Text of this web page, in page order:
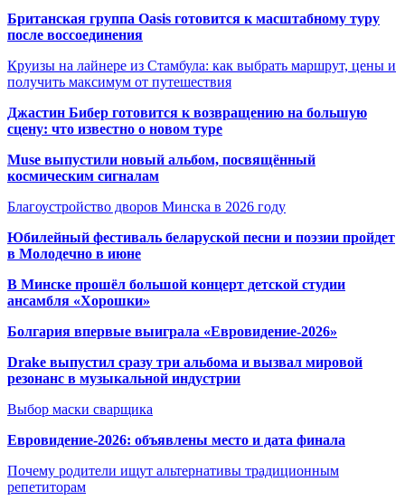
Британская группа Oasis готовится к масштабному туру
после воссоединения
Круизы на лайнере из Стамбула: как выбрать маршрут, цены и
получить максимум от путешествия
Джастин Бибер готовится к возвращению на большую
сцену: что известно о новом туре
Muse выпустили новый альбом, посвящённый
космическим сигналам
Благоустройство дворов Минска в 2026 году
Юбилейный фестиваль беларуской песни и поэзии пройдет
в Молодечно в июне
В Минске прошёл большой концерт детской студии
ансамбля «Хорошки»
Болгария впервые выиграла «Евровидение-2026»
Drake выпустил сразу три альбома и вызвал мировой
резонанс в музыкальной индустрии
Выбор маски сварщика
Евровидение-2026: объявлены место и дата финала
Почему родители ищут альтернативы традиционным
репетиторам